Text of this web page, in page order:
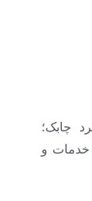
چابک؛
خدمات و